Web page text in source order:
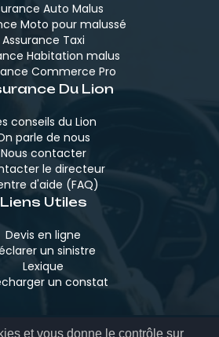
Auto Malus
Moto pour malussé
Assurance Taxi
Habitation malus
Commerce Pro
Du Lion
conseils du Lion
parle de nous
Nous contacter
le directeur
d'aide (FAQ)
Liens Utiles
Devis en ligne
un sinistre
Lexique
un constat
et vous donne le contrôle sur